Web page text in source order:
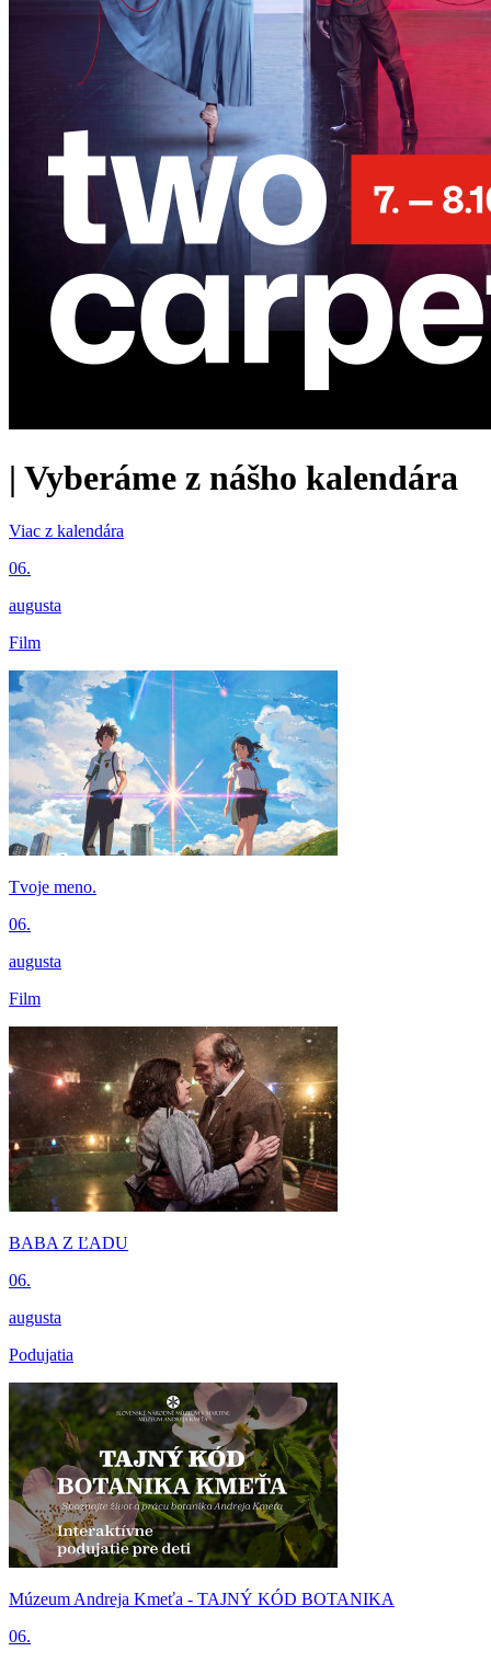
| Vyberáme z nášho kalendára
Viac z kalendára
06.
augusta
Film
Tvoje meno.
06.
augusta
Film
BABA Z ĽADU
06.
augusta
Podujatia
Múzeum Andreja Kmeťa - TAJNÝ KÓD BOTANIKA
06.